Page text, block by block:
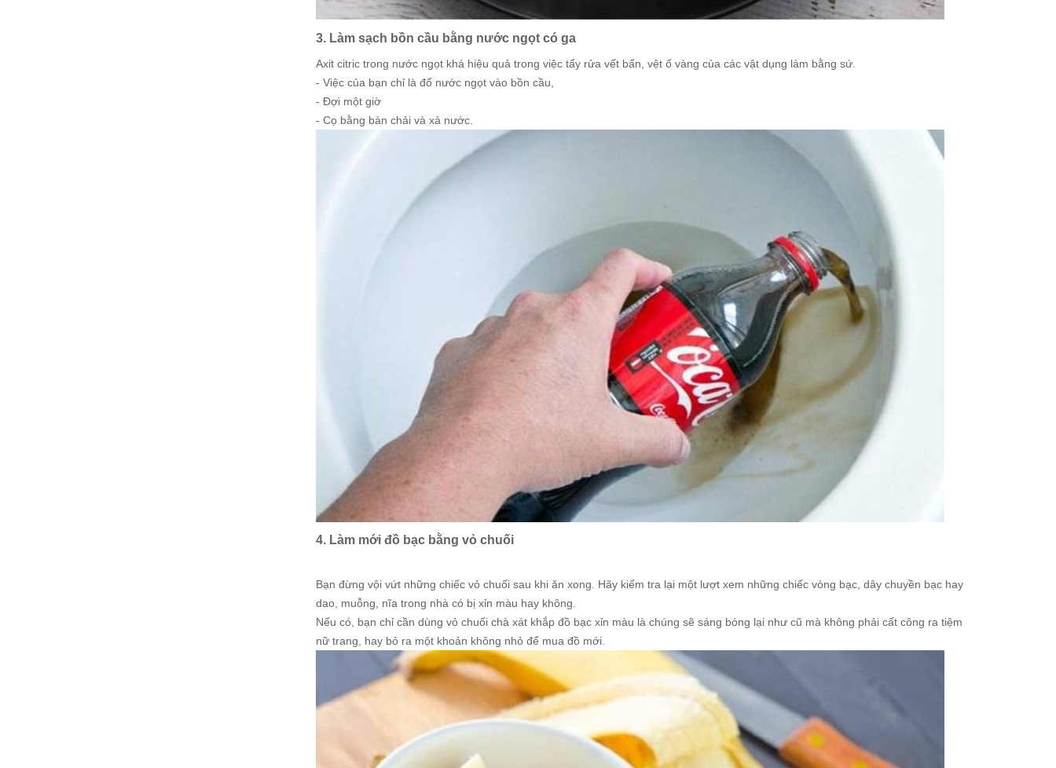
3. Làm sạch bồn cầu bằng nước ngọt có ga
Axit citric trong nước ngọt khá hiệu quả trong việc tẩy rửa vết bẩn, vệt ố vàng của các vật dụng làm bằng sứ.
- Việc của bạn chỉ là đổ nước ngọt vào bồn cầu,
- Đợi một giờ
- Cọ bằng bàn chải và xả nước.
4. Làm mới đồ bạc bằng vỏ chuối
Bạn đừng vội vứt những chiếc vỏ chuối sau khi ăn xong. Hãy kiểm tra lại một lượt xem những chiếc vòng bạc, dây chuyền bạc hay
dao, muỗng, nĩa trong nhà có bị xỉn màu hay không.
Nếu có, bạn chỉ cần dùng vỏ chuối chà xát khắp đồ bạc xỉn màu là chúng sẽ sáng bóng lại như cũ mà không phải cất công ra tiệm
nữ trang, hay bỏ ra một khoản không nhỏ để mua đồ mới.